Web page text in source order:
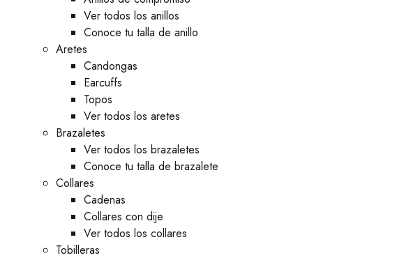
Ver todos los anillos
Conoce tu talla de anillo
Aretes
⁠Candongas
Earcuffs
Topos
Ver todos los aretes
Brazaletes
Ver todos los brazaletes
Conoce tu talla de brazalete
Collares
Cadenas
Collares con dije
Ver todos los collares
Tobilleras